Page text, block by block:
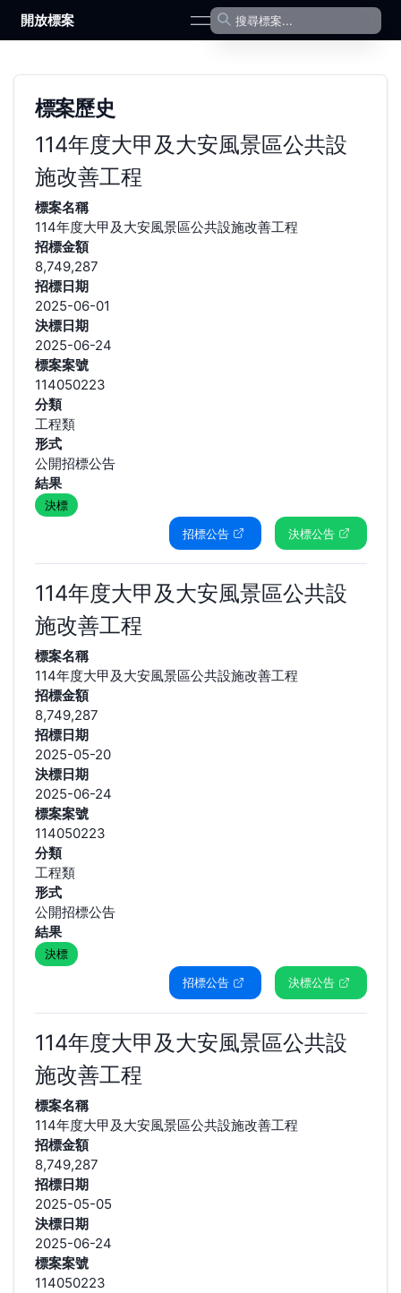
開放標案 open navigation menu
標案歷史
114年度大甲及大安風景區公共設
施改善工程
標案名稱
114年度大甲及大安風景區公共設施改善工程
招標金額
8,749,287
招標日期
2025-06-01
決標日期
2025-06-24
標案案號
114050223
分類
工程類
形式
公開招標公告
結果
決標
招標公告
決標公告
114年度大甲及大安風景區公共設
施改善工程
標案名稱
114年度大甲及大安風景區公共設施改善工程
招標金額
8,749,287
招標日期
2025-05-20
決標日期
2025-06-24
標案案號
114050223
分類
工程類
形式
公開招標公告
結果
決標
招標公告
決標公告
114年度大甲及大安風景區公共設
施改善工程
標案名稱
114年度大甲及大安風景區公共設施改善工程
招標金額
8,749,287
招標日期
2025-05-05
決標日期
2025-06-24
標案案號
114050223